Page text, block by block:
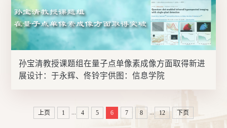
孙宝清教授课题组在量子点单像素成像方面取得新进
展设计：于永辉、佟铃宇供图：信息学院
上页 1 ... 4 5 6 7 8 ... 12 下页